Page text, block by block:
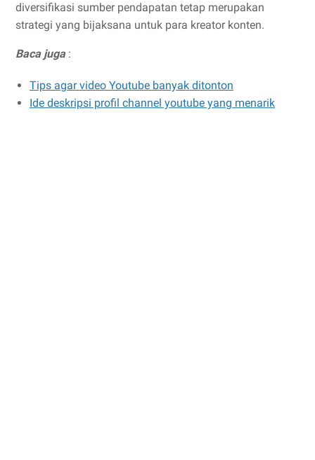
diversifikasi sumber pendapatan tetap merupakan
strategi yang bijaksana untuk para kreator konten.
Baca juga :
Tips agar video Youtube banyak ditonton
Ide deskripsi profil channel youtube yang menarik